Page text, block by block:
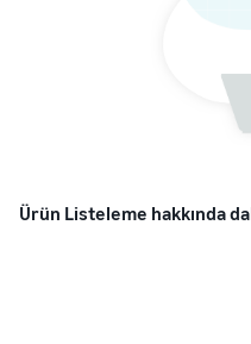
Ürün Listeleme hakkında